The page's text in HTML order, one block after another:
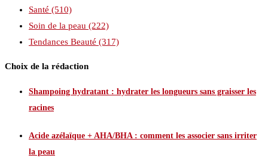
Santé (510)
Soin de la peau (222)
Tendances Beauté (317)
Choix de la rédaction
Shampoing hydratant : hydrater les longueurs sans graisser les
racines
Acide azélaïque + AHA/BHA : comment les associer sans irriter
la peau